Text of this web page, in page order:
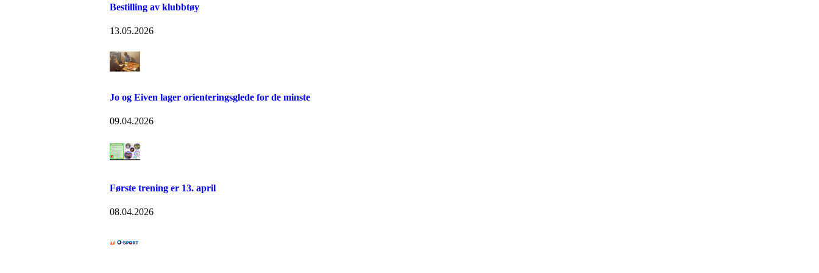
Bestilling av klubbtøy
13.05.2026
Jo og Eiven lager orienteringsglede for de minste
09.04.2026
Første trening er 13. april
08.04.2026